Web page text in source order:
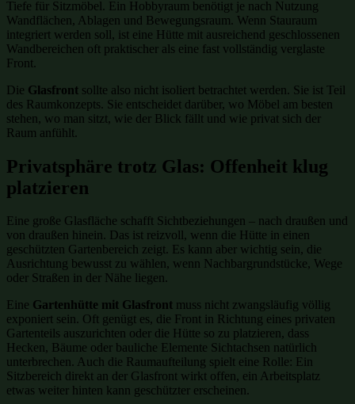
Tiefe für Sitzmöbel. Ein Hobbyraum benötigt je nach Nutzung
Wandflächen, Ablagen und Bewegungsraum. Wenn Stauraum
integriert werden soll, ist eine Hütte mit ausreichend geschlossenen
Wandbereichen oft praktischer als eine fast vollständig verglaste
Front.
Die Glasfront sollte also nicht isoliert betrachtet werden. Sie ist Teil
des Raumkonzepts. Sie entscheidet darüber, wo Möbel am besten
stehen, wo man sitzt, wie der Blick fällt und wie privat sich der
Raum anfühlt.
Privatsphäre trotz Glas: Offenheit klug
platzieren
Eine große Glasfläche schafft Sichtbeziehungen – nach draußen und
von draußen hinein. Das ist reizvoll, wenn die Hütte in einen
geschützten Gartenbereich zeigt. Es kann aber wichtig sein, die
Ausrichtung bewusst zu wählen, wenn Nachbargrundstücke, Wege
oder Straßen in der Nähe liegen.
Eine Gartenhütte mit Glasfront muss nicht zwangsläufig völlig
exponiert sein. Oft genügt es, die Front in Richtung eines privaten
Gartenteils auszurichten oder die Hütte so zu platzieren, dass
Hecken, Bäume oder bauliche Elemente Sichtachsen natürlich
unterbrechen. Auch die Raumaufteilung spielt eine Rolle: Ein
Sitzbereich direkt an der Glasfront wirkt offen, ein Arbeitsplatz
etwas weiter hinten kann geschützter erscheinen.